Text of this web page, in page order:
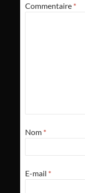
Commentaire *
Nom *
E-mail *